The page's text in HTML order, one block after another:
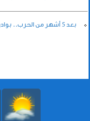
بعد 5 أشهر من الحرب.. بوادر اتفاق "وشيك" لفتح مضيق هرمز